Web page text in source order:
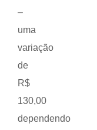
–
uma
variação
de
R$
130,00
dependendo